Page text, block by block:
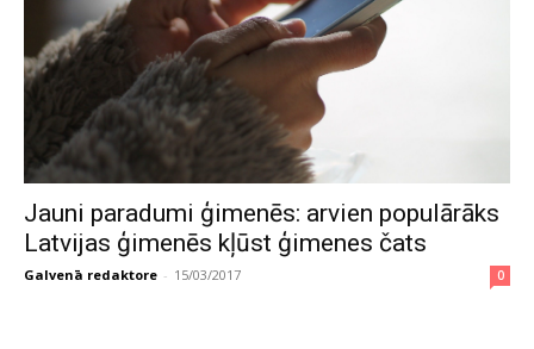
Jauni paradumi ģimenēs: arvien populārāks
Latvijas ģimenēs kļūst ģimenes čats
Galvenā redaktore - 15/03/2017 0